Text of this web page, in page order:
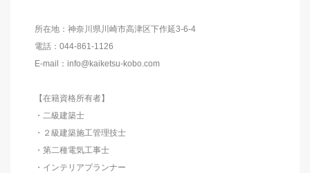
所在地：神奈川県川崎市高津区下作延3-6-4
電話：044-861-1126
E-mail：info@kaiketsu-kobo.com
【在籍資格所有者】
・二級建築士
・２級建築施工管理技士
・第二種電気工事士
・インテリアプランナー